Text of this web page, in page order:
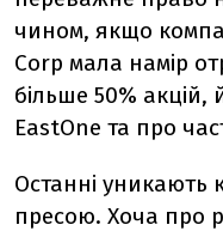
чином, якщо
Corp мала намір
більше 50%
EastOne та про
Останні уникають
пресою. Хоча про